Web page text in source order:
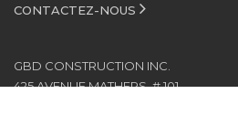
CONTACTEZ-NOUS
GBD CONSTRUCTION INC.
425 AVENUE MATHERS, # 101